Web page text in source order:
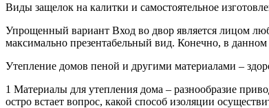
Виды защелок на калитки и самостоятельное
Упрощенный вариант Вход во двор является лицом
максимально презентабельный вид. Конечно, в данном
Утепление домов пеной и другими материалами –
1 Материалы для утепления дома – разнообразие
остро встает вопрос, какой способ изоляции